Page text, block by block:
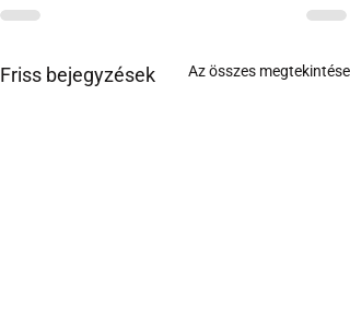
Friss bejegyzések Az összes megtekintése